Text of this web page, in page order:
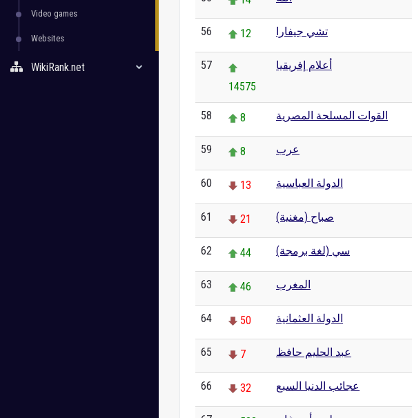
Video games
Websites
WikiRank.net
56 12 تشي جيفارا
57
14575
أعلام إفريقيا
58 8 القوات المسلحة المصرية
59 8 عرب
60 13 الدولة العباسية
61 21 صباح (مغنية)
62 44 سي (لغة برمجة)
63 46 المغرب
64 50 الدولة العثمانية
65 7 عبد الحليم حافظ
66 32 عجائب الدنيا السبع